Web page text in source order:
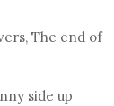
The end of
side up